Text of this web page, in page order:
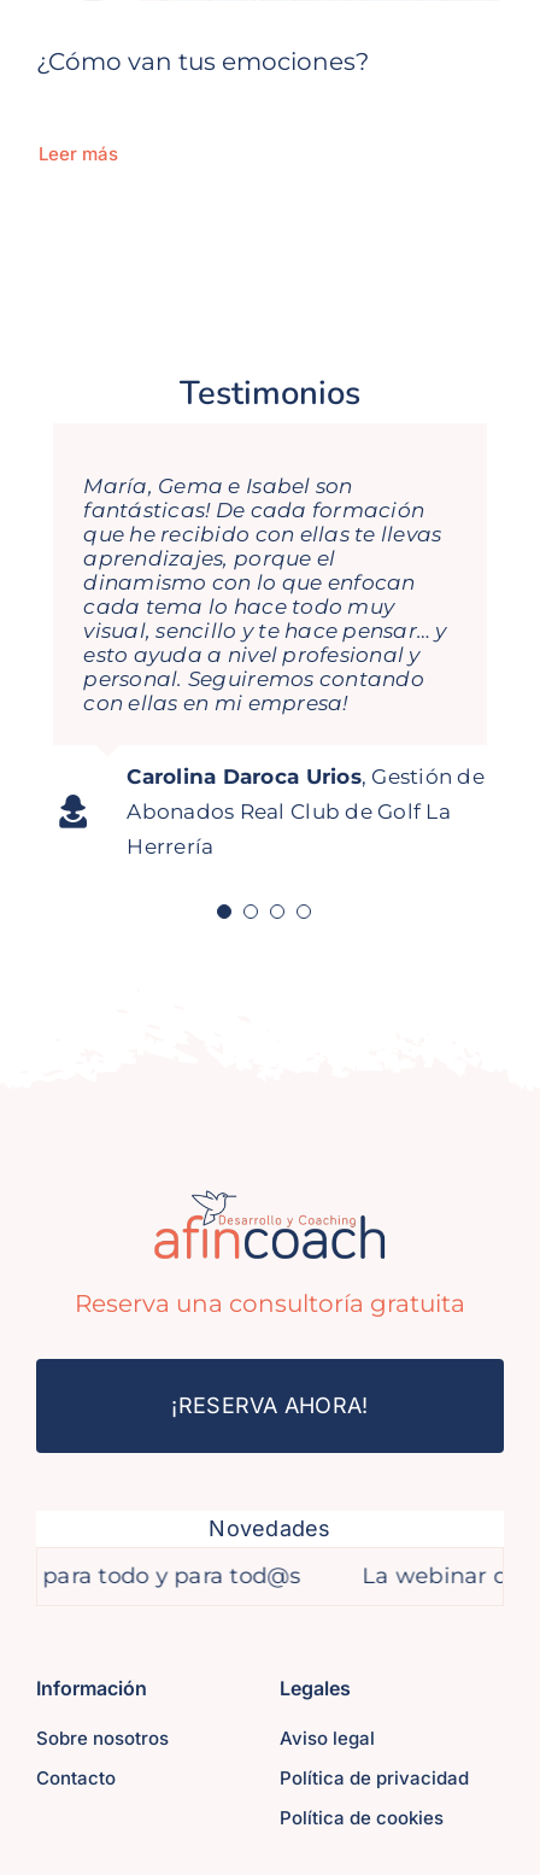
¿Cómo van tus emociones?
Leer más
Testimonios
María, Gema e Isabel son
fantásticas! De cada formación
que he recibido con ellas te llevas
aprendizajes, porque el
dinamismo con lo que enfocan
cada tema lo hace todo muy
visual, sencillo y te hace pensar… y
esto ayuda a nivel profesional y
personal. Seguiremos contando
con ellas en mi empresa!
Carolina Daroca Urios, Gestión de
Abonados Real Club de Golf La
Herrería
Director Iberia Mitsubishi
Logisnext
Asistente a curso Digitalidoso
Pedro N. Rodriguez Director
Comercial SDMM
Reserva una consultoría gratuita
¡RESERVA AHORA!
Novedades
todo y para tod@s La webinar que
Información
Sobre nosotros
Contacto
Legales
Aviso legal
Política de privacidad
Política de cookies